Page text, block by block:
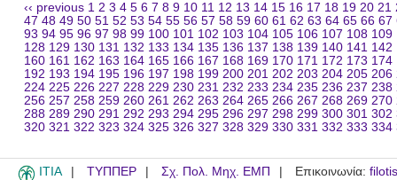
‹‹ previous 1 2 3 4 5 6 7 8 9 10 11 12 13 14 15 16 17 18 19 20 21
47 48 49 50 51 52 53 54 55 56 57 58 59 60 61 62 63 64 65 66 67
93 94 95 96 97 98 99 100 101 102 103 104 105 106 107 108 109
128 129 130 131 132 133 134 135 136 137 138 139 140 141 142
160 161 162 163 164 165 166 167 168 169 170 171 172 173 174
192 193 194 195 196 197 198 199 200 201 202 203 204 205 206
224 225 226 227 228 229 230 231 232 233 234 235 236 237 238
256 257 258 259 260 261 262 263 264 265 266 267 268 269 270
288 289 290 291 292 293 294 295 296 297 298 299 300 301 302
320 321 322 323 324 325 326 327 328 329 330 331 332 333 334
ITIA ΤΥΠΠΕΡ Σχ. Πολ. Μηχ. ΕΜΠ Επικοινωνία: